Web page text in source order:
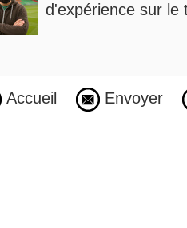
d'expérience sur le
Accueil Envoyer